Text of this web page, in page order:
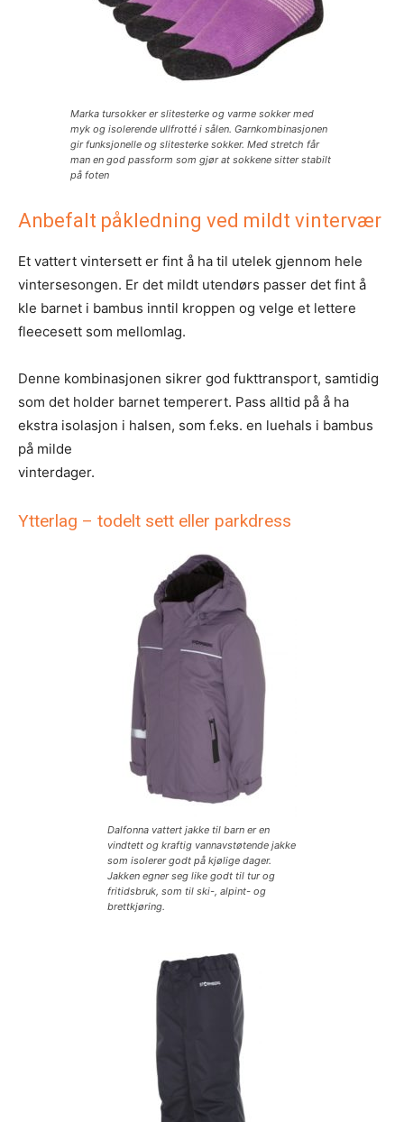
Marka tursokker er slitesterke og varme sokker med
myk og isolerende ullfrotté i sålen. Garnkombinasjonen
gir funksjonelle og slitesterke sokker. Med stretch får
man en god passform som gjør at sokkene sitter stabilt
på foten
Anbefalt påkledning ved mildt vintervær
Et vattert vintersett er fint å ha til utelek gjennom hele
vintersesongen. Er det mildt utendørs passer det fint å
kle barnet i bambus inntil kroppen og velge et lettere
fleecesett som mellomlag.
Denne kombinasjonen sikrer god fukttransport, samtidig
som det holder barnet temperert. Pass alltid på å ha
ekstra isolasjon i halsen, som f.eks. en luehals i bambus
på milde
vinterdager.
Ytterlag – todelt sett eller parkdress
Dalfonna vattert jakke til barn er en
vindtett og kraftig vannavstøtende jakke
som isolerer godt på kjølige dager.
Jakken egner seg like godt til tur og
fritidsbruk, som til ski-, alpint- og
brettkjøring.